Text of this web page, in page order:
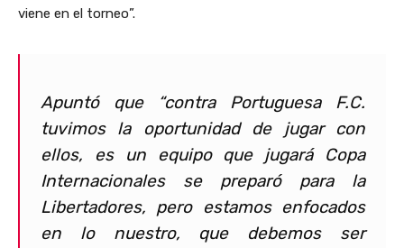
viene en el torneo”.
Apuntó que “contra Portuguesa F.C.
tuvimos la oportunidad de jugar con
ellos, es un equipo que jugará Copa
Internacionales se preparó para la
Libertadores, pero estamos enfocados
en lo nuestro, que debemos ser